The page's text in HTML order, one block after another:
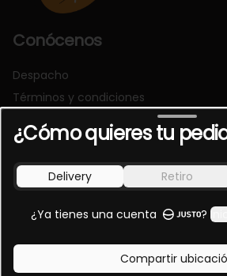
Conócenos
Despacho
Términos y condiciones
Política de privacidad
Instagram
Facebook
Mi cuenta
¿Cómo quieres tu
Delivery Retiro
¿Ya tienes una cuenta ?
Compartir